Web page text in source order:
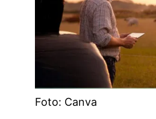
Foto: Canva